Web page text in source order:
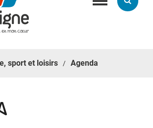
Toggle
sport et loisirs Agenda